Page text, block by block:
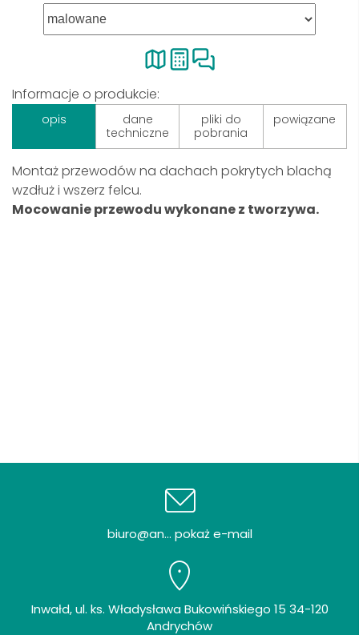
Informacje o produkcie:
opis
dane
techniczne
pliki do
pobrania
powiązane
Montaż przewodów na dachach pokrytych blachą
wzdłuż i wszerz felcu.
Mocowanie przewodu wykonane z tworzywa.
biuro@an... pokaż e-mail
Inwałd, ul. ks. Władysława Bukowińskiego 15 34-120
Andrychów